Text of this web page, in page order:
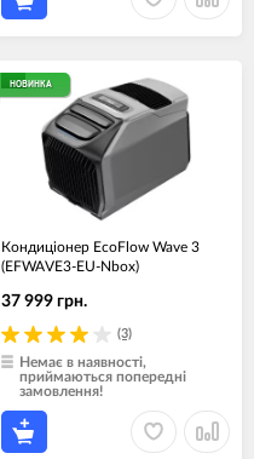
НОВИНКА
Кондиціонер EcoFlow Wave 3
(EFWAVE3-EU-Nbox)
(3)
37 999 грн.
Немає в наявності,
приймаються попередні
замовлення!